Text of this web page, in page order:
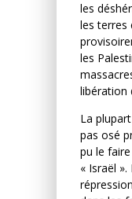
les
les terres
les
libération
La
pas osé
pu le
« Israël